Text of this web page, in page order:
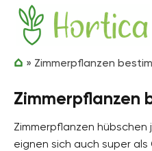
Zum Inhalt springen
Hortica
» Zimmerpflanzen
Zimmerpflanzen
Zimmerpflanzen
eignen sich auch super